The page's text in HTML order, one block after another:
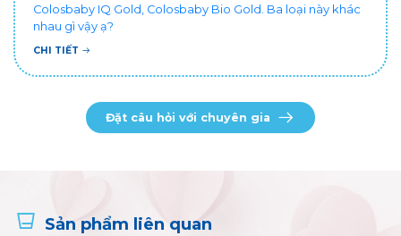
Colosbaby IQ Gold, Colosbaby Bio Gold. Ba loại này khác
nhau gì vậy ạ?
CHI TIẾT
Đặt câu hỏi với chuyên gia
Sản phẩm liên quan